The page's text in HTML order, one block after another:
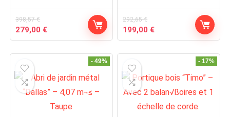
398,57€
Original
price
279,00 €Current
price
292,65€
Original
price
199,00 €Current
price
- 49% - 17%